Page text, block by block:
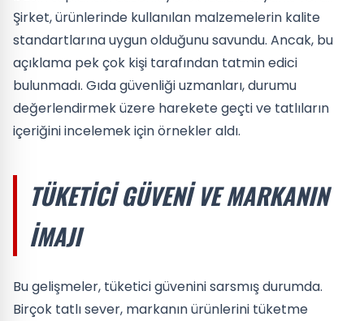
Şirket, ürünlerinde kullanılan malzemelerin kalite
standartlarına uygun olduğunu savundu. Ancak, bu
açıklama pek çok kişi tarafından tatmin edici
bulunmadı. Gıda güvenliği uzmanları, durumu
değerlendirmek üzere harekete geçti ve tatlıların
içeriğini incelemek için örnekler aldı.
TÜKETICI GÜVENI VE MARKANIN
İMAJI
Bu gelişmeler, tüketici güvenini sarsmış durumda.
Birçok tatlı sever, markanın ürünlerini tüketme